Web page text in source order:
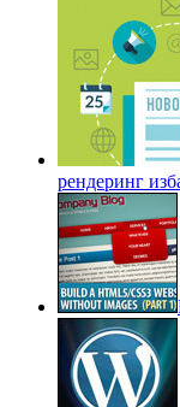
рендеринг